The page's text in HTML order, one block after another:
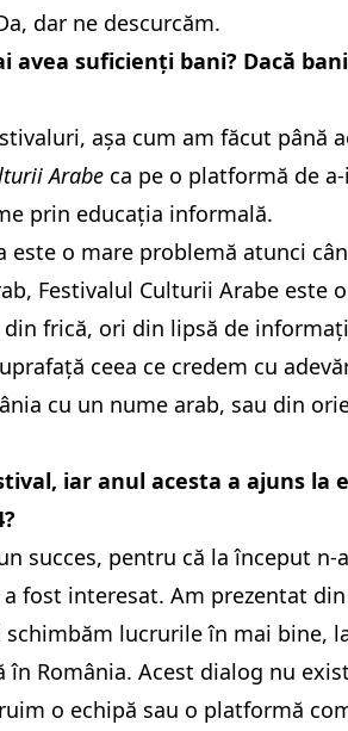
dar ne descurcăm.
avea suficienți bani? Dacă
așa cum am făcut până
Arabe ca pe o platformă de
prin educația informală.
este o mare problemă atunci
Festivalul Culturii Arabe este
frică, ori din lipsă de
ceea ce credem cu
cu un nume arab, sau din
iar anul acesta a ajuns la
succes, pentru că la început
fost interesat. Am prezentat
lucrurile în mai bine,
în România. Acest dialog nu
o echipă sau o platformă